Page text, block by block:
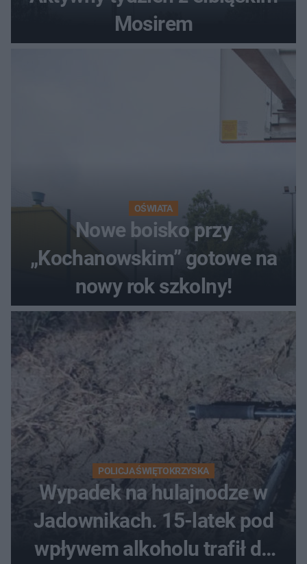
Mosirem
OŚWIATA
Nowe boisko przy
„Kochanowskim” gotowe na
nowy rok szkolny!
POLICJA ŚWIĘTOKRZYSKA
Wypadek na hulajnodze w
Jadownikach. 15-latek pod
wpływem alkoholu trafił do